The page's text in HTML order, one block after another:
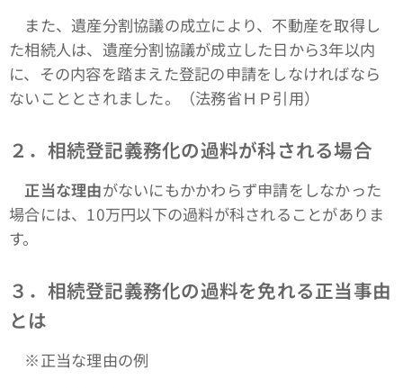
また、遺産分割協議の成立により、不動産を取得し
た相続人は、遺産分割協議が成立した日から3年以内
に、その内容を踏まえた登記の申請をしなければなら
ないこととされました。（法務省ＨＰ引用）
２．相続登記義務化の過料が科される場合
正当な理由がないにもかかわらず申請をしなかった
場合には、10万円以下の過料が科されることがありま
す。
３．相続登記義務化の過料を免れる正当事由
とは
※正当な理由の例